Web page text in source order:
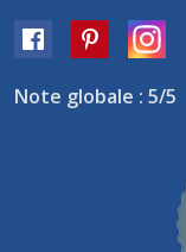
Note globale : 5/5